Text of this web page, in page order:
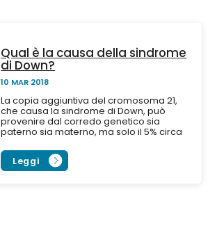
Qual è la causa della sindrome
di Down?
10 MAR 2018
La copia aggiuntiva del cromosoma 21,
che causa la sindrome di Down, può
provenire dal corredo genetico sia
paterno sia materno, ma solo il 5% circa
Leggi